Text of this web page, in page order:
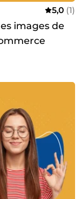
5,0 (1)
images de